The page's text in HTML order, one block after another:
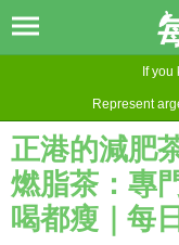
If
Represent
正港的減肥
燃脂茶：專
喝都瘦｜每